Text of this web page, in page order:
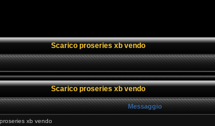
Scarico proseries xb vendo
Scarico proseries xb vendo
Messaggio
xb vendo